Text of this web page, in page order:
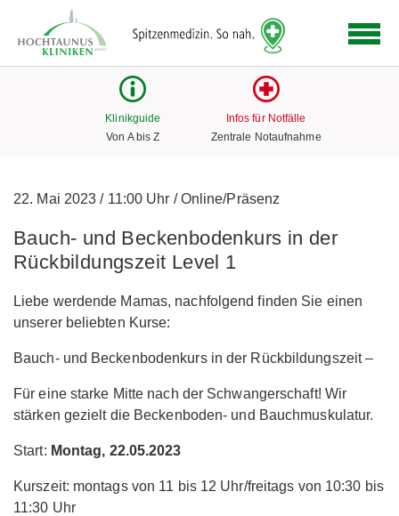
Link
zur
Klinikguide
Von A bis Z
Infos für Notfälle
Zentrale Notaufnahme
22. Mai 2023/11:00 Uhr /Online/Präsenz
Bauch- und Beckenbodenkurs in der
Rückbildungszeit Level 1
Liebe werdende Mamas, nachfolgend finden Sie einen
unserer beliebten Kurse:
Bauch- und Beckenbodenkurs in der Rückbildungszeit –
Für eine starke Mitte nach der Schwangerschaft! Wir
stärken gezielt die Beckenboden- und Bauchmuskulatur.
Start: Montag, 22.05.2023
Kurszeit: montags von 11 bis 12 Uhr/freitags von 10:30 bis
11:30 Uhr